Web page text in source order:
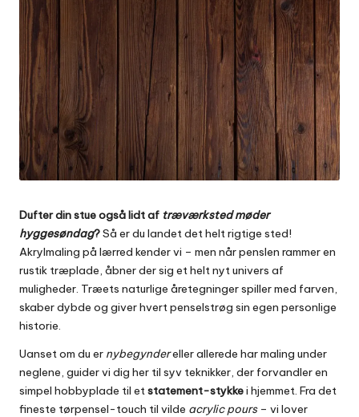
Dufter din stue også lidt af træværksted møder
hyggesøndag?Så er du landet det helt rigtige sted!
Akrylmaling på lærred kender vi – men når penslen rammer en
rustik træplade, åbner der sig et helt nyt univers af
muligheder. Træets naturlige åretegninger spiller med farven,
skaber dybde og giver hvert penselstrøg sin egen personlige
historie.
Uanset om du er nybegyndereller allerede har maling under
neglene, guider vi dig her til syv teknikker, der forvandler en
simpel hobbyplade til etstatement-stykkei hjemmet. Fra det
fineste tørpensel-touch til vilde acrylic pours– vi lover